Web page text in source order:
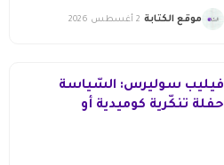
موقع الكتابة 2 أغسطس 2026
فيليب سوليرس: السّياسة
حفلة تنكّرية كوميدية أو